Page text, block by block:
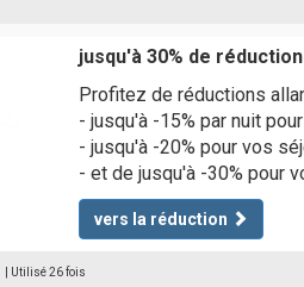
jusqu'à 30% de
Profitez de réductions
- jusqu'à -15% par nuit
- jusqu'à -20% pour vos
- et de jusqu'à -30% pour
vers la réduction
| Utilisé 26 fois